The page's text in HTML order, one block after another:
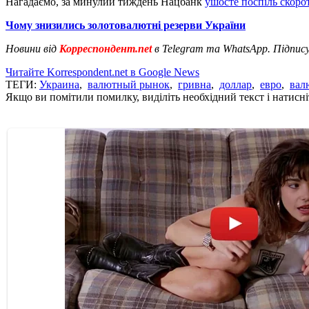
Чому знизились золотовалютні резерви України
Новини від Корреспондент.netв Telegram та WhatsApp.
Читайте Korrespondent.net в Google News
ТЕГИ: Украина, валютный рынок, гривна, доллар, евро,
Якщо ви помітили помилку, виділіть необхідний текст і